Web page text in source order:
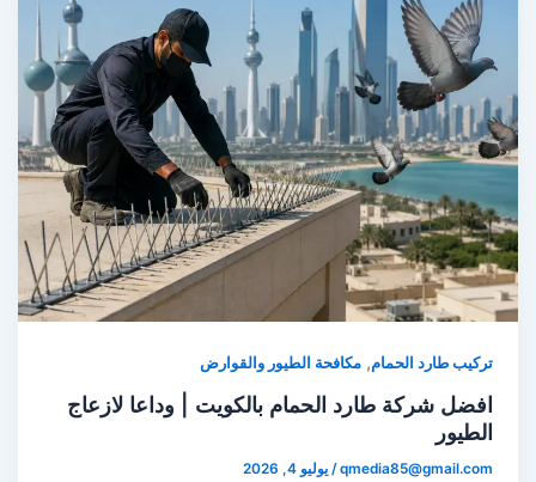
تركيب طارد الحمام,مكافحة الطيور والقوارض
افضل شركة طارد الحمام بالكويت | وداعا لازعاج
الطيور
qmedia85@gmail.com
/يوليو 4, 2026